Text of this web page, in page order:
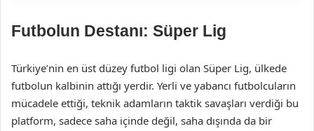
Futbolun Destanı: Süper Lig
Türkiye’nin en üst düzey futbol ligi olan Süper Lig, ülkede
futbolun kalbinin attığı yerdir. Yerli ve yabancı futbolcuların
mücadele ettiği, teknik adamların taktik savaşları verdiği bu
platform, sadece saha içinde değil, saha dışında da bir